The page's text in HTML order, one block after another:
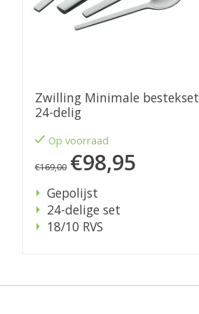
Zwilling Minimale bestekset
24-delig
Op voorraad
€169,00 €98,95
Gepolijst
24-delige set
18/10 RVS